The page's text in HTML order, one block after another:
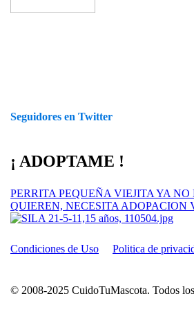
Seguidores en Twitter
¡ ADOPTAME !
PERRITA PEQUEÑA VIEJITA YA NO
QUIEREN, NECESITA ADOPACION
Condiciones de Uso Politica de
© 2008-2025 CuidoTuMascota. Todos